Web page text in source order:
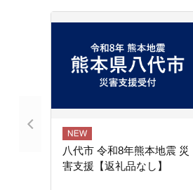
八代市 令和8年熊本地震 災
害支援【返礼品なし】